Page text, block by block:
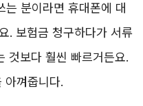
는 분이라면 휴대폰에 대
. 보험금 청구하다가 서류
것보다 훨씬 빠르거든요.
아껴줍니다.